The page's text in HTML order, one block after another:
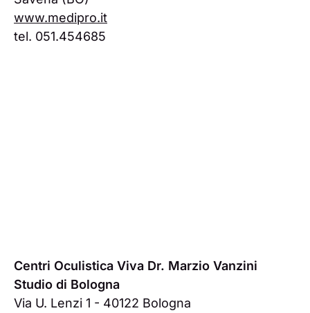
www.medipro.it
tel. 051.454685
Centri Oculistica Viva Dr. Marzio Vanzini
Studio di Bologna
Via U. Lenzi 1 - 40122 Bologna